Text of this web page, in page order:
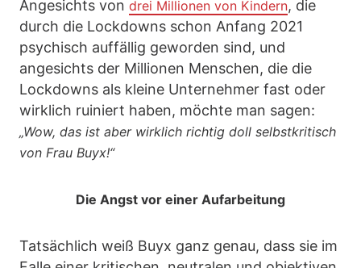
Angesichts von drei Millionen von Kindern, die
durch die Lockdowns schon Anfang 2021
psychisch auffällig geworden sind, und
angesichts der Millionen Menschen, die die
Lockdowns als kleine Unternehmer fast oder
wirklich ruiniert haben, möchte man sagen:
„Wow, das ist aber wirklich richtig doll selbstkritisch
von Frau Buyx!“
Die Angst vor einer Aufarbeitung
Tatsächlich weiß Buyx ganz genau, dass sie im